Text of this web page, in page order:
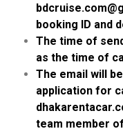
booking ID and
The time of
as the time of
The email will
application for
team member